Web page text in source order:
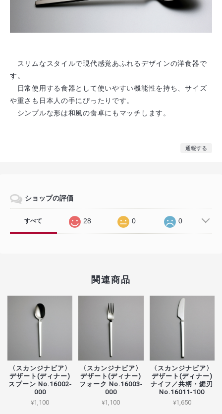
スリムなスタイルで現代感覚あふれるデザインの洋食器で
す。
日常使用する食器として使いやすい機能性を持ち、サイズ
や重さも日本人の手にぴったりです。
シンプルな形は和風の食卓にもマッチします。
通報する
ショップの評価
すべて 28 0 0
関連商品
〈スカンジナビア〉
デザート(ディナー)
スプーン No.16002-
000
¥1,100
〈スカンジナビア〉
デザート(ディナー)
フォーク No.16003-
000
¥1,100
〈スカンジナビア〉
デザート(ディナー)
ナイフ／共柄・鋸刃
No.16011-100
¥1,650